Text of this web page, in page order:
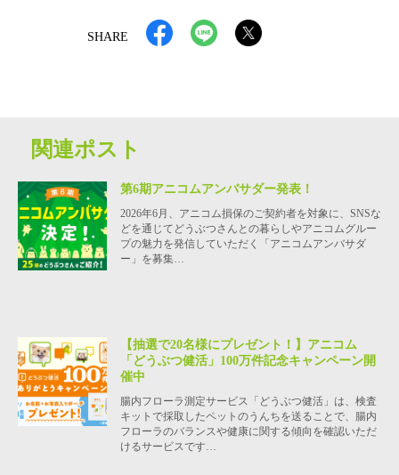
SHARE
関連ポスト
第6期アニコムアンバサダー発表！
2026年6月、アニコム損保のご契約者を対象に、SNSな
どを通じてどうぶつさんとの暮らしやアニコムグルー
プの魅力を発信していただく「アニコムアンバサダ
ー」を募集…
【抽選で20名様にプレゼント！】アニコム
「どうぶつ健活」100万件記念キャンペーン開
催中
腸内フローラ測定サービス「どうぶつ健活」は、検査
キットで採取したペットのうんちを送ることで、腸内
フローラのバランスや健康に関する傾向を確認いただ
けるサービスです…